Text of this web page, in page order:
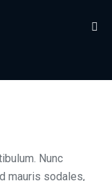
Nunc
mauris sodales,